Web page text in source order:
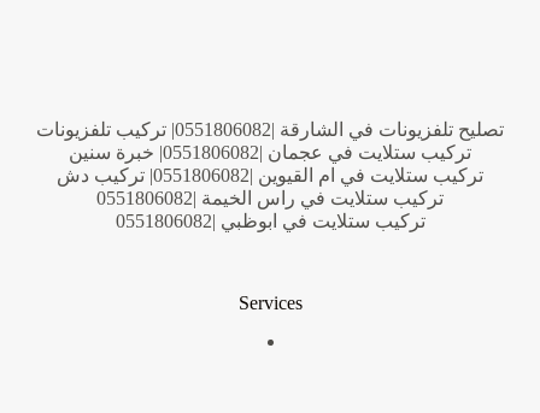
تصليح تلفزيونات في الشارقة |0551806082| تركيب تلفزيونات
تركيب ستلايت في عجمان |0551806082| خبرة سنين
تركيب ستلايت في ام القيوين |0551806082| تركيب دش
تركيب ستلايت في راس الخيمة |0551806082
تركيب ستلايت في ابوظبي |0551806082
Services